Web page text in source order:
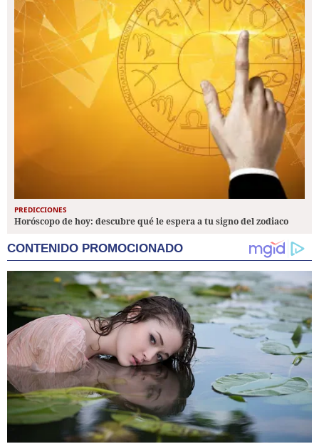
PREDICCIONES
Horóscopo de hoy: descubre qué le espera a tu signo del zodiaco
CONTENIDO PROMOCIONADO